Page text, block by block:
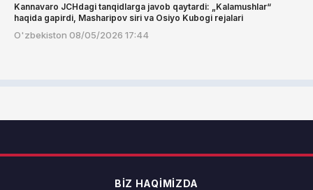
Kannavaro JCHdagi tanqidlarga javob qaytardi: „Kalamushlar“
haqida gapirdi, Masharipov siri va Osiyo Kubogi rejalari
O'zbekiston 08/05/2026 17:44
BIZ HAQIMIZDA